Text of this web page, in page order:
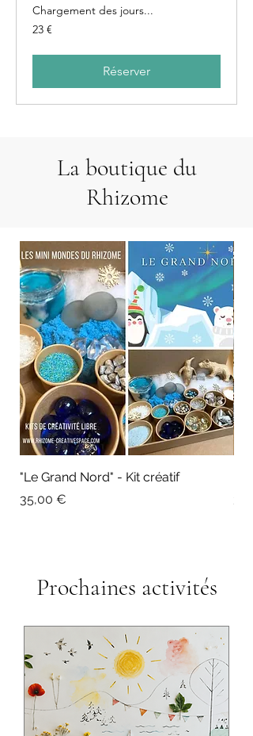
Chargement des jours...
23
euros
23 €
Réserver
La boutique du
Rhizome
"Le Grand Nord" - Kit créatif
Prix
35,00 €
Prochaines activités